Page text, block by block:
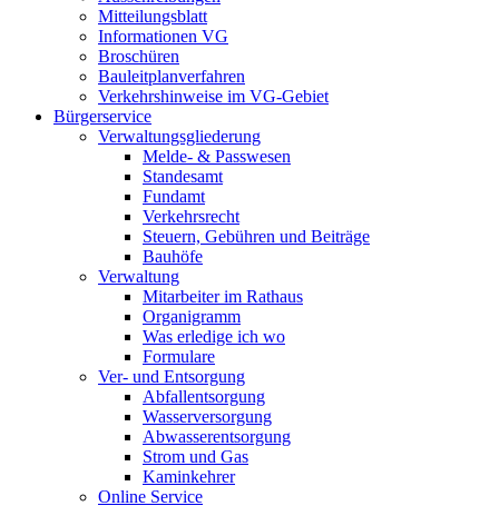
Mitteilungsblatt
Informationen VG
Broschüren
Bauleitplanverfahren
Verkehrshinweise im VG-Gebiet
Bürgerservice
Verwaltungsgliederung
Melde- & Passwesen
Standesamt
Fundamt
Verkehrsrecht
Steuern, Gebühren und Beiträge
Bauhöfe
Verwaltung
Mitarbeiter im Rathaus
Organigramm
Was erledige ich wo
Formulare
Ver- und Entsorgung
Abfallentsorgung
Wasserversorgung
Abwasserentsorgung
Strom und Gas
Kaminkehrer
Online Service